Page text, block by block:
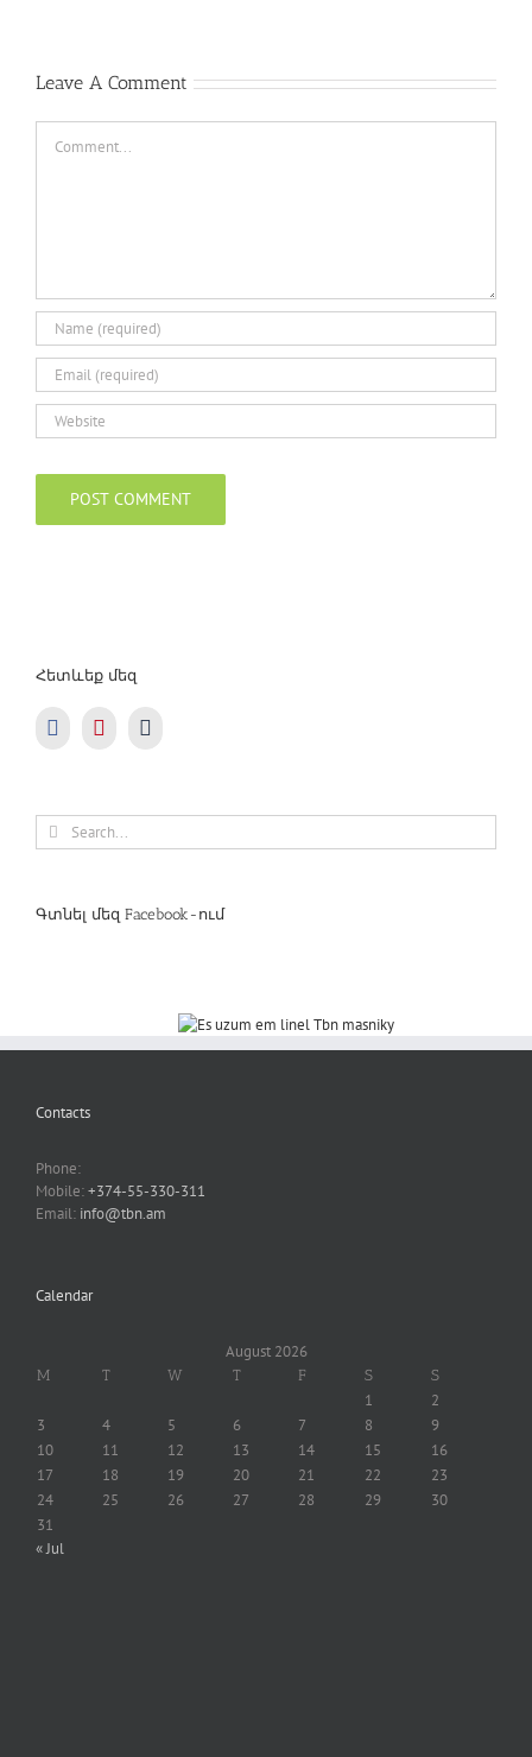
Leave A Comment
Հետևեք մեզ
Search
for:
Գտնել մեզ Facebook-ում
Contacts
Phone:
Mobile:+374-55-330-311
Email: info@tbn.am
Calendar
August 2026
M T W T F S S
1
2
3
4 5 6 7 8
9
10
11 12 13 14 15
16
17
18 19 20 21 22
23
24
25 26 27 28 29
30
31
« Jul